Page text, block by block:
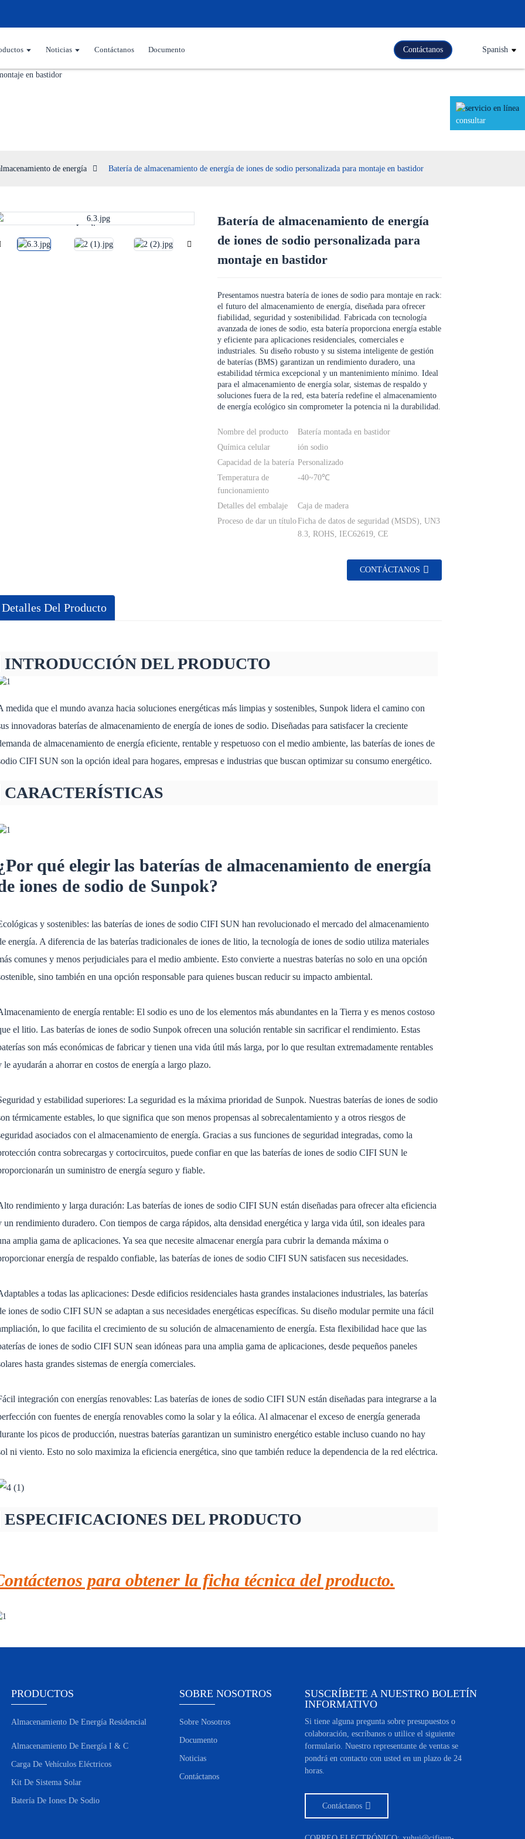
Noticias Contáctanos Documento Contáctanos Spanish
consultar
de energía Batería de almacenamiento de energía de iones de sodio personalizada para montaje en bastidor
Loading...
Loading... Loading...
Loading...
Batería de almacenamiento de energía
de iones de sodio personalizada para
montaje en bastidor
Presentamos nuestra batería de iones de sodio para montaje en rack:
el futuro del almacenamiento de energía, diseñada para ofrecer
fiabilidad, seguridad y sostenibilidad. Fabricada con tecnología
avanzada de iones de sodio, esta batería proporciona energía estable
y eficiente para aplicaciones residenciales, comerciales e
industriales. Su diseño robusto y su sistema inteligente de gestión
de baterías (BMS) garantizan un rendimiento duradero, una
estabilidad térmica excepcional y un mantenimiento mínimo. Ideal
para el almacenamiento de energía solar, sistemas de respaldo y
soluciones fuera de la red, esta batería redefine el almacenamiento
de energía ecológico sin comprometer la potencia ni la durabilidad.
Nombre del producto
Batería montada en bastidor
Química celular
ión sodio
Capacidad de la batería Personalizado
Temperatura de
funcionamiento
-40~70℃
Detalles del embalaje
Caja de madera
Proceso de dar un títuloFicha de datos de seguridad (MSDS), UN3
8.3, ROHS, IEC62619, CE
CONTÁCTANOS
Detalles Del Producto
INTRODUCCIÓN DEL PRODUCTO
medida que el mundo avanza hacia soluciones energéticas más limpias y sostenibles, Sunpok lidera el camino con
innovadoras baterías de almacenamiento de energía de iones de sodio. Diseñadas para satisfacer la creciente
de almacenamiento de energía eficiente, rentable y respetuoso con el medio ambiente, las baterías de iones de
CIFI SUN son la opción ideal para hogares, empresas e industrias que buscan optimizar su consumo energético.
CARACTERÍSTICAS
qué elegir las baterías de almacenamiento de energía
iones de sodio de Sunpok?
y sostenibles: las baterías de iones de sodio CIFI SUN han revolucionado el mercado del almacenamiento
energía. A diferencia de las baterías tradicionales de iones de litio, la tecnología de iones de sodio utiliza materiales
comunes y menos perjudiciales para el medio ambiente. Esto convierte a nuestras baterías no solo en una opción
sino también en una opción responsable para quienes buscan reducir su impacto ambiental.
de energía rentable: El sodio es uno de los elementos más abundantes en la Tierra y es menos costoso
el litio. Las baterías de iones de sodio Sunpok ofrecen una solución rentable sin sacrificar el rendimiento. Estas
son más económicas de fabricar y tienen una vida útil más larga, por lo que resultan extremadamente rentables
le ayudarán a ahorrar en costos de energía a largo plazo.
y estabilidad superiores: La seguridad es la máxima prioridad de Sunpok. Nuestras baterías de iones de sodio
térmicamente estables, lo que significa que son menos propensas al sobrecalentamiento y a otros riesgos de
asociados con el almacenamiento de energía. Gracias a sus funciones de seguridad integradas, como la
contra sobrecargas y cortocircuitos, puede confiar en que las baterías de iones de sodio CIFI SUN le
un suministro de energía seguro y fiable.
rendimiento y larga duración: Las baterías de iones de sodio CIFI SUN están diseñadas para ofrecer alta eficiencia
un rendimiento duradero. Con tiempos de carga rápidos, alta densidad energética y larga vida útil, son ideales para
amplia gama de aplicaciones. Ya sea que necesite almacenar energía para cubrir la demanda máxima o
energía de respaldo confiable, las baterías de iones de sodio CIFI SUN satisfacen sus necesidades.
a todas las aplicaciones: Desde edificios residenciales hasta grandes instalaciones industriales, las baterías
iones de sodio CIFI SUN se adaptan a sus necesidades energéticas específicas. Su diseño modular permite una fácil
lo que facilita el crecimiento de su solución de almacenamiento de energía. Esta flexibilidad hace que las
de iones de sodio CIFI SUN sean idóneas para una amplia gama de aplicaciones, desde pequeños paneles
hasta grandes sistemas de energía comerciales.
integración con energías renovables: Las baterías de iones de sodio CIFI SUN están diseñadas para integrarse a la
con fuentes de energía renovables como la solar y la eólica. Al almacenar el exceso de energía generada
los picos de producción, nuestras baterías garantizan un suministro energético estable incluso cuando no hay
ni viento. Esto no solo maximiza la eficiencia energética, sino que también reduce la dependencia de la red eléctrica.
ESPECIFICACIONES DEL PRODUCTO
para obtener la ficha técnica del producto.
PRODUCTOS
Almacenamiento De Energía Residencial
Almacenamiento De Energía I & C
Carga De Vehículos Eléctricos
Kit De Sistema Solar
Batería De Iones De Sodio
SOBRE NOSOTROS
Sobre Nosotros
Documento
Noticias
Contáctanos
SUSCRÍBETE A NUESTRO BOLETÍN
INFORMATIVO
Si tiene alguna pregunta sobre presupuestos o
colaboración, escríbanos o utilice el siguiente
formulario. Nuestro representante de ventas se
pondrá en contacto con usted en un plazo de 24
horas.
Contáctanos